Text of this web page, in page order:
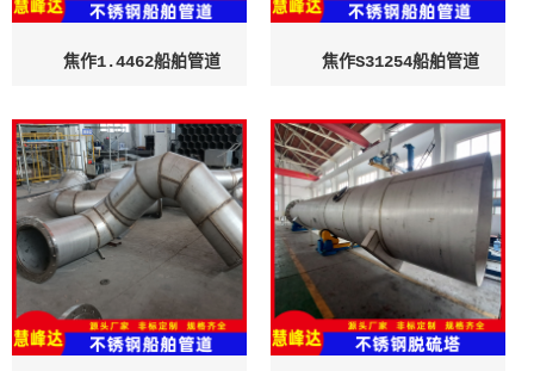
焦作1.4462船舶管道 焦作S31254船舶管道